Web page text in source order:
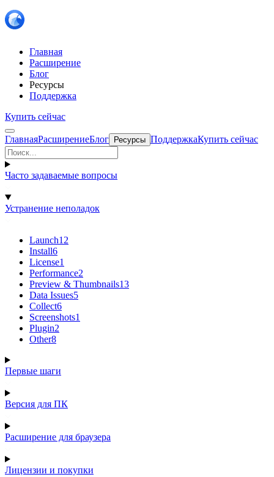
Главная
Расширение
Блог
Ресурсы
Поддержка
Купить сейчас
ГлавнаяРасширениеБлог Ресурсы ПоддержкаКупить сейчас
Часто задаваемые вопросы
Устранение неполадок
Launch12
Install6
License1
Performance2
Preview & Thumbnails13
Data Issues5
Collect6
Screenshots1
Plugin2
Other8
Первые шаги
Версия для ПК
Расширение для браузера
Лицензии и покупки